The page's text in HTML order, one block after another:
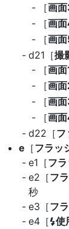
［画
［画
［画
d21［撮
［画面
［画
［画
［画
d22［フ
e ［フラッ
e1［フ
e2［フ
秒
e3［フ
e4［c使